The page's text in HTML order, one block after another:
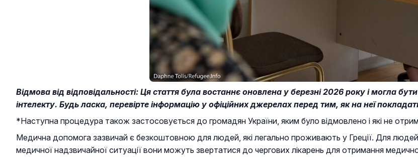
Відмова від відповідальності: Ця стаття була востаннє оновлена у березні 2026 року і могла
інтелекту. Будь ласка, перевірте інформацію у офіційних джерелах перед тим, як на неї
*Наступна процедура також застосовується до громадян України, яким було відмовлено і які не
Медична допомога зазвичай є безкоштовною для людей, які легально проживають у Греції. Для людей
медичної надзвичайної ситуації вони можуть звертатися до чергових лікарень для отримання